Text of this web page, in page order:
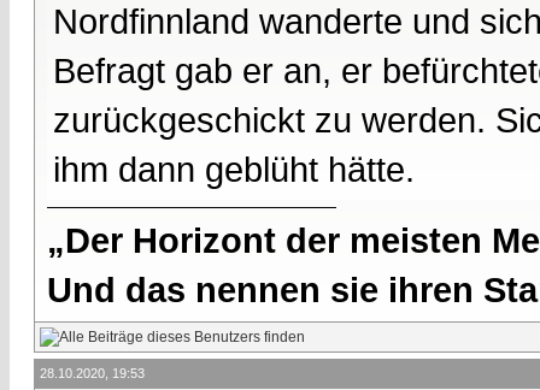
Nordfinnland wanderte und
Befragt gab er an, er
zurückgeschickt zu werden.
ihm dann geblüht hätte.
„Der Horizont der meisten
Und das nennen sie ihren
28.10.2020, 19:53